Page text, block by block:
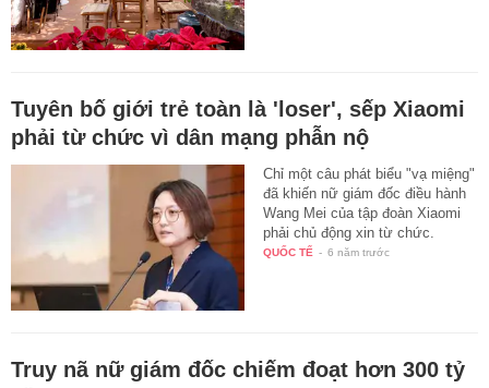
Tuyên bố giới trẻ toàn là 'loser', sếp Xiaomi
phải từ chức vì dân mạng phẫn nộ
Chỉ một câu phát biểu "vạ miệng"
đã khiến nữ giám đốc điều hành
Wang Mei của tập đoàn Xiaomi
phải chủ động xin từ chức.
QUỐC TẾ - 6 năm trước
Truy nã nữ giám đốc chiếm đoạt hơn 300 tỷ